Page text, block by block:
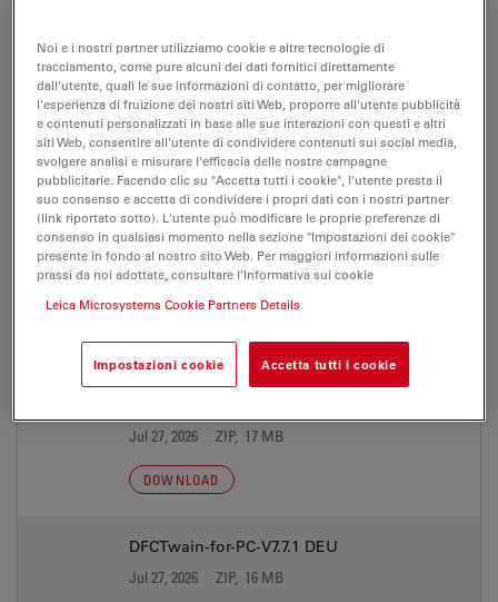
CERTIFICATI
EC DoC DFC365 FX Lab 108-4
Jul 27, 2026 PDF, 60 KB
DOWNLOAD
SOFTWARE
Jul 27, 2026 ZIP, 17 MB
DOWNLOAD
DFCTwain-for-PC-V7.7.1 DEU
Jul 27, 2026 ZIP, 16 MB
Noi e i nostri partner utilizziamo cookie e altre tecnologie di
tracciamento, come pure alcuni dei dati fornitici direttamente
dall'utente, quali le sue informazioni di contatto, per migliorare
l'esperienza di fruizione dei nostri siti Web, proporre all'utente pubblicità
e contenuti personalizzati in base alle sue interazioni con questi e altri
siti Web, consentire all'utente di condividere contenuti sui social media,
svolgere analisi e misurare l'efficacia delle nostre campagne
pubblicitarie. Facendo clic su "Accetta tutti i cookie", l'utente presta il
suo consenso e accetta di condividere i propri dati con i nostri partner
(link riportato sotto). L'utente può modificare le proprie preferenze di
consenso in qualsiasi momento nella sezione "Impostazioni dei cookie"
presente in fondo al nostro sito Web. Per maggiori informazioni sulle
prassi da noi adottate, consultare l'Informativa sui cookie
Leica Microsystems Cookie Partners Details
Impostazioni cookie Accetta tutti i cookie